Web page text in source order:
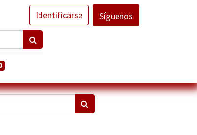
Identificarse Síguenos
0